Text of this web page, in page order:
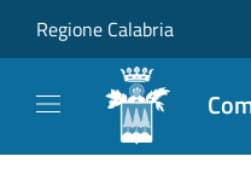
Regione Calabria